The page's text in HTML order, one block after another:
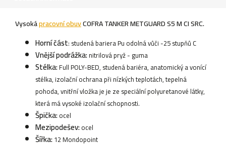
Vysokápracovní obuvCOFRA TANKER METGUARD S5 M CI SRC.
Horní část: studená bariera Pu odolná vůči -25 stupňů C
Vnější podrážka:nitrilová pryž - guma
Stélka:Full POLY-BED, studená bariéra, anatomický a vonící
stélka, izolační ochrana při nízkých teplotách,tepelná
pohoda, vnitřní vložka je je ze speciální polyuretanové látky,
která má vysoké izolační schopnosti.
Špička:ocel
Mezipodešev:ocel
Šířka:12 Mondopoint